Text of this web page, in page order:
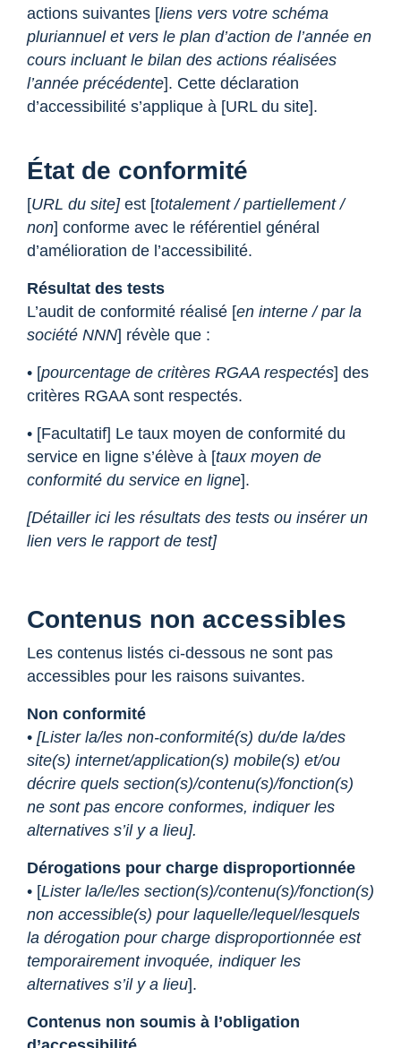
actions suivantes [liens vers votre schéma
pluriannuel et vers le plan d’action de l’année en
cours incluant le bilan des actions réalisées
l’année précédente]. Cette déclaration
d’accessibilité s’applique à [URL du site].
État de conformité
[URL du site] est [totalement / partiellement /
non] conforme avec le référentiel général
d’amélioration de l’accessibilité.
Résultat des tests
L’audit de conformité réalisé [en interne / par la
société NNN] révèle que :
• [pourcentage de critères RGAA respectés] des
critères RGAA sont respectés.
• [Facultatif] Le taux moyen de conformité du
service en ligne s’élève à [taux moyen de
conformité du service en ligne].
[Détailler ici les résultats des tests ou insérer un
lien vers le rapport de test]
Contenus non accessibles
Les contenus listés ci-dessous ne sont pas
accessibles pour les raisons suivantes.
Non conformité
• [Lister la/les non-conformité(s) du/de la/des
site(s) internet/application(s) mobile(s) et/ou
décrire quels section(s)/contenu(s)/fonction(s)
ne sont pas encore conformes, indiquer les
alternatives s’il y a lieu].
Dérogations pour charge disproportionnée
• [Lister la/le/les section(s)/contenu(s)/fonction(s)
non accessible(s) pour laquelle/lequel/lesquels
la dérogation pour charge disproportionnée est
temporairement invoquée, indiquer les
alternatives s’il y a lieu].
Contenus non soumis à l’obligation